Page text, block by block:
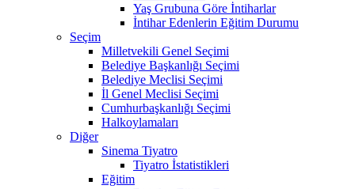
Yaş Grubuna Göre İntiharlar
İntihar Edenlerin Eğitim Durumu
Seçim
Milletvekili Genel Seçimi
Belediye Başkanlığı Seçimi
Belediye Meclisi Seçimi
İl Genel Meclisi Seçimi
Cumhurbaşkanlığı Seçimi
Halkoylamaları
Diğer
Sinema Tiyatro
Tiyatro İstatistikleri
Eğitim